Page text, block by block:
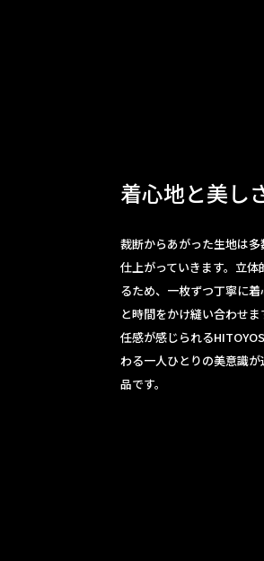
着心地と美し
裁断からあがった生地は
仕上がっていきます。立
るため、一枚ずつ丁寧に
と時間をかけ縫い合わせ
任感が感じられる
わる一人ひとりの美意識
品です。